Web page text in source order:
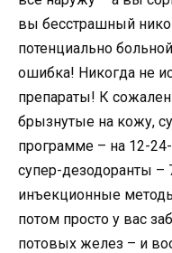
вы бесстрашный
потенциально
ошибка! Никогда не
препараты! К
брызнутые на кожу,
программе – на 12-
супер-дезодоранты
инъекционные
потом просто у вас
потовых желез – и